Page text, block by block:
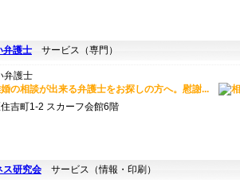
弁護士 サービス（専門）
の相談が出来る弁護士をお探しの方へ。慰謝...
吉町1-2 スカーフ会館6階
ス研究会 サービス（情報・印刷）